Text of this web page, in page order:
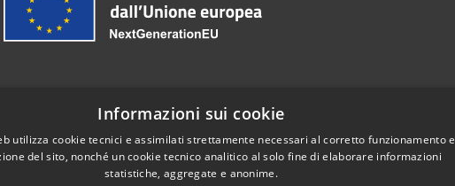
Telefono:0308984301
Informazioni sui cookie
utilizza cookie tecnici e assimilati strettamente necessari al corretto funzionamento e
del sito, nonché un cookie tecnico analitico al solo fine di elaborare informazioni
statistiche, aggregate e anonime.